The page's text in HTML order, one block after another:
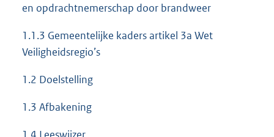
en opdrachtnemerschap door brandweer
1.1.3 Gemeentelijke kaders artikel 3a Wet
Veiligheidsregio’s
1.2 Doelstelling
1.3 Afbakening